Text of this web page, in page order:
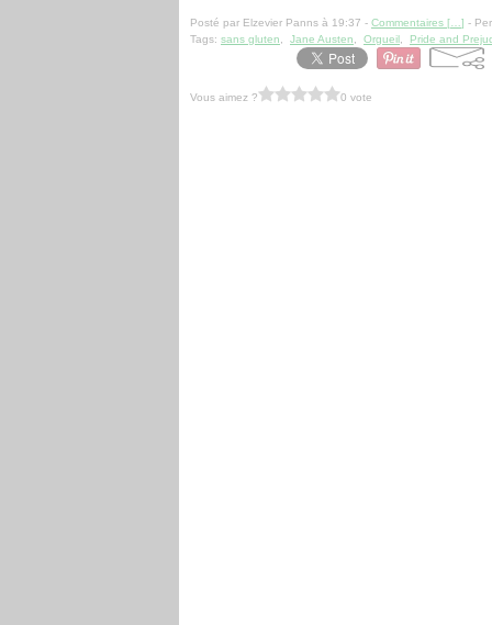
Posté par Elzevier Panns à 19:37 - Commentaires [ ] -
Tags: sans gluten Jane Austen Orgueil Pride and
Vous aimez ? 0 vote